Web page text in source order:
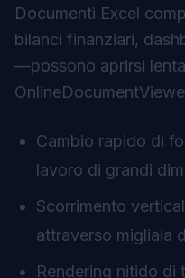
Documenti Excel
bilanci finanziari,
—possono aprirsi
Cambio rapido di
lavoro di grandi
Scorrimento
attraverso migliaia
Rendering nitido di